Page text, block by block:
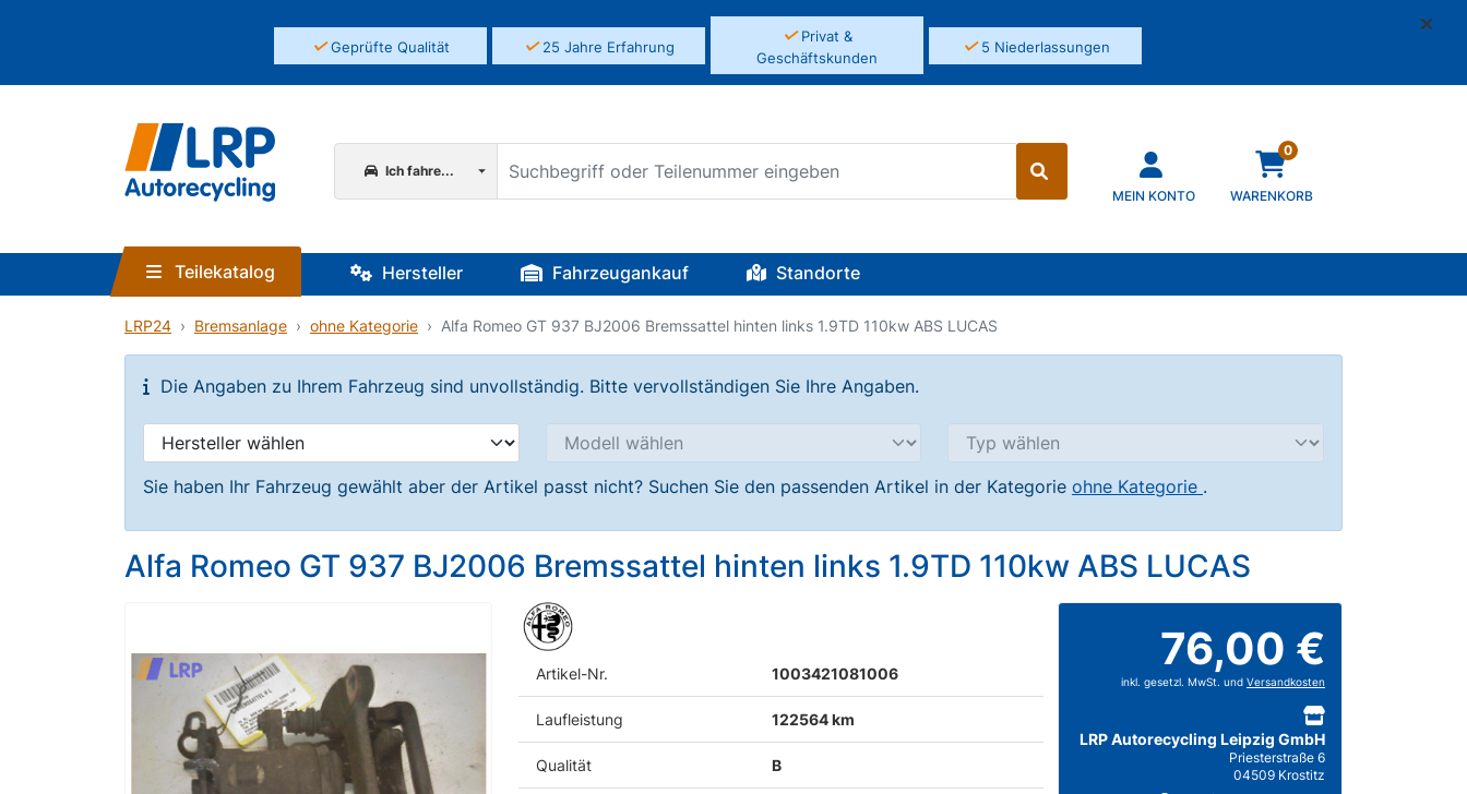
✓Geprüfte Qualität ✓25 Jahre Erfahrung
✓Privat &
Geschäftskunden
✓5 Niederlassungen
Ich fahre...
MEIN KONTO
0
WARENKORB
Teilekatalog Hersteller Fahrzeugankauf Standorte
LRP24 Bremsanlage ohne Kategorie Alfa Romeo GT 937 BJ2006 Bremssattel hinten links 1.9TD 110kw ABS LUCAS
Die Angaben zu Ihrem Fahrzeug sind unvollständig. Bitte vervollständigen Sie Ihre Angaben.
Sie haben Ihr Fahrzeug gewählt aber der Artikel passt nicht? Suchen Sie den passenden Artikel in der Kategorie ohne Kategorie .
Alfa Romeo GT 937 BJ2006 Bremssattel hinten links 1.9TD 110kw ABS LUCAS
Artikel-Nr. 1003421081006
Laufleistung 122564 km
Qualität B
76,00 €
inkl. gesetzl. MwSt. und Versandkosten
LRP Autorecycling Leipzig GmbH
Priesterstraße 6
04509 Krostitz